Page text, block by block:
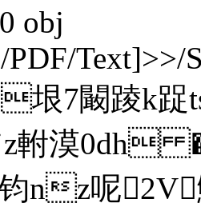
obj
PDF/Text]>>/
垠7闞踜k
軵漠
nz呢2V